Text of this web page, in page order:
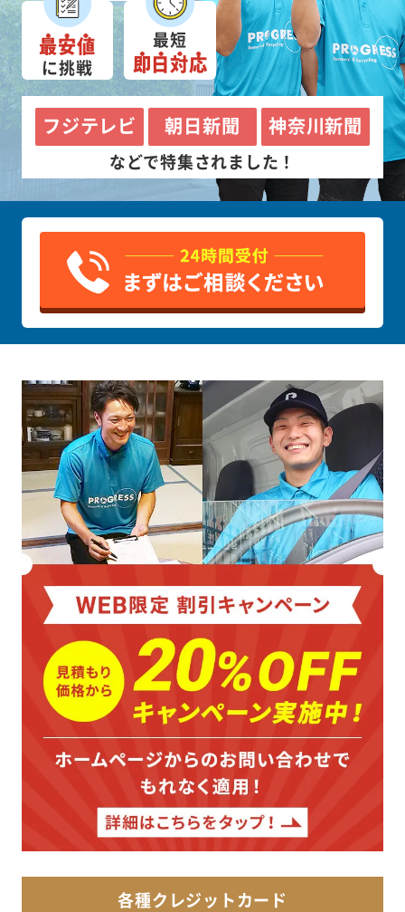
最安値
に挑戦
最短
即日対応
フジテレビ 朝日新聞 神奈川新聞
などで特集されました！
各種クレジットカード